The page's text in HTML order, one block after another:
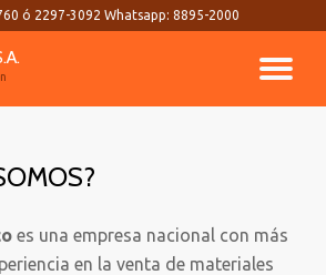
ó 2297-3092 Whatsapp: 8895-2000
es una empresa nacional con más
en la venta de materiales